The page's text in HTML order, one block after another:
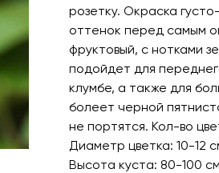
розетку. Окраска
оттенок перед самым
фруктовый, с нотками
подойдет для
клумбе, а также для
болеет черной
не портятся. Кол-во
Диаметр цветка: 10-12
Высота куста: 80-100